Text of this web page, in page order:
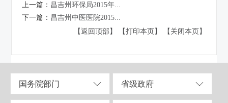
上一篇： 昌吉州环保局2015年...
下一篇： 昌吉州中医医院2015...
【返回顶部】
【打印本页】 【关闭本页】
国务院部门 省级政府